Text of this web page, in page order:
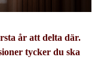
år att delta där.
tycker du ska